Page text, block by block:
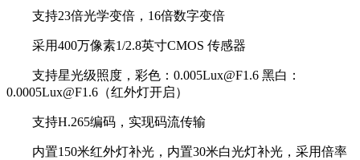
支持23倍光学变倍，16倍数字变倍
采用400万像素1/2.8英寸CMOS 传感器
支持星光级照度，彩色：0.005Lux@F1.6 黑白：
0.0005Lux@F1.6（红外灯开启）
支持H.265编码，实现码流传输
内置150米红外灯补光，内置30米白光灯补光，采用倍率